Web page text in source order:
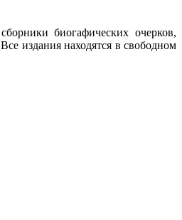
биогафических очерков,
издания находятся в свободном